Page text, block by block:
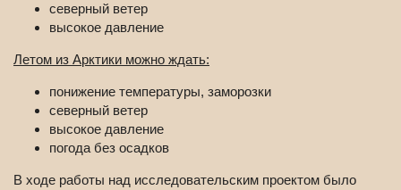
северный ветер
высокое давление
Летом из Арктики можно ждать:
понижение температуры, заморозки
северный ветер
высокое давление
погода без осадков
В ходе работы над исследовательским проектом было